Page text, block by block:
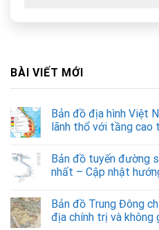
BÀI VIẾT MỚI
Bản đồ địa hình Việt
lãnh thổ với tầng cao
Bản đồ tuyến đường
nhất – Cập nhật
Bản đồ Trung Đông
địa chính trị và không